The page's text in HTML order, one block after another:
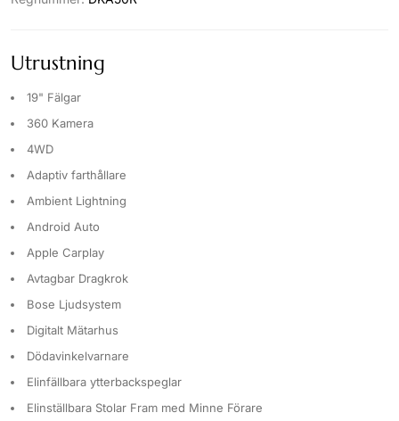
Utrustning
19" Fälgar
360 Kamera
4WD
Adaptiv farthållare
Ambient Lightning
Android Auto
Apple Carplay
Avtagbar Dragkrok
Bose Ljudsystem
Digitalt Mätarhus
Dödavinkelvarnare
Elinfällbara ytterbackspeglar
Elinställbara Stolar Fram med Minne Förare